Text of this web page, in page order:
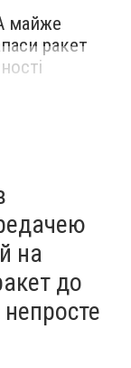
майже
ракет
на
до